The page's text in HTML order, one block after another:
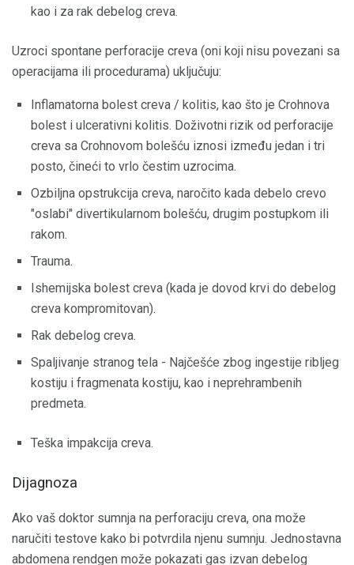
kao i za rak debelog creva.
Uzroci spontane perforacije creva (oni koji nisu povezani sa
operacijama ili procedurama) uključuju:
Inflamatorna bolest creva / kolitis, kao što je Crohnova
bolest i ulcerativni kolitis. Doživotni rizik od perforacije
creva sa Crohnovom bolešću iznosi između jedan i tri
posto, čineći to vrlo čestim uzrocima.
Ozbiljna opstrukcija creva, naročito kada debelo crevo
"oslabi" divertikularnom bolešću, drugim postupkom ili
rakom.
Trauma.
Ishemijska bolest creva (kada je dovod krvi do debelog
creva kompromitovan).
Rak debelog creva.
Spaljivanje stranog tela - Najčešće zbog ingestije ribljeg
kostiju i fragmenata kostiju, kao i neprehrambenih
predmeta.
Teška impakcija creva.
Dijagnoza
Ako vaš doktor sumnja na perforaciju creva, ona može
naručiti testove kako bi potvrdila njenu sumnju. Jednostavna
abdomena rendgen može pokazati gas izvan debelog